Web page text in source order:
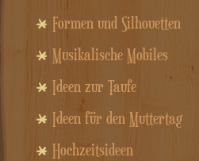
Formen und Silhouetten
Musikalische Mobiles
Ideen zur Taufe
Ideen für den Muttertag
Hochzeitsideen